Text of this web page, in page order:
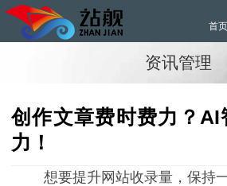
首页
资讯管理
创作文章费时费力？AI
力！
想要提升网站收录量，保持一